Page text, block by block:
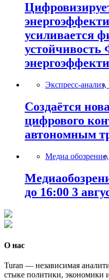
усиливается
устойчивость
Экспресс-анализ,
Создаётся
цифрового
автономным
Медиа обозрение,
до 16:00 3
О нас
Turan — независимая
стыке политики, экономики